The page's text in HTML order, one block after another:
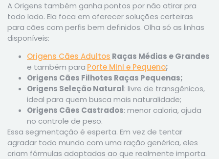
A Origens também ganha pontos por não atirar pra
todo lado. Ela foca em oferecer soluções certeiras
para cães com perfis bem definidos. Olha só as linhas
disponíveis:
Origens Cães Adultos Raças Médias e Grandes
e também para Porte Mini e Pequeno;
Origens Cães Filhotes Raças Pequenas;
Origens Seleção Natural: livre de transgênicos,
ideal para quem busca mais naturalidade;
Origens Cães Castrados: menor caloria, ajuda
no controle de peso.
Essa segmentação é esperta. Em vez de tentar
agradar todo mundo com uma ração genérica, eles
criam fórmulas adaptadas ao que realmente importa.